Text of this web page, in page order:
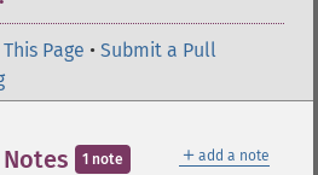
Page • Submit a Pull
＋ add a note
1 note